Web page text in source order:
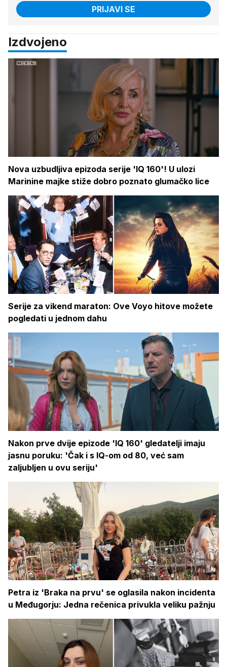
PRIJAVI SE
Izdvojeno
Nova uzbudljiva epizoda serije 'IQ 160'! U ulozi
Marinine majke stiže dobro poznato glumačko lice
Serije za vikend maraton: Ove Voyo hitove možete
pogledati u jednom dahu
Nakon prve dvije epizode 'IQ 160' gledatelji imaju
jasnu poruku: 'Čak i s IQ-om od 80, već sam
zaljubljen u ovu seriju'
Petra iz 'Braka na prvu' se oglasila nakon incidenta
u Međugorju: Jedna rečenica privukla veliku pažnju